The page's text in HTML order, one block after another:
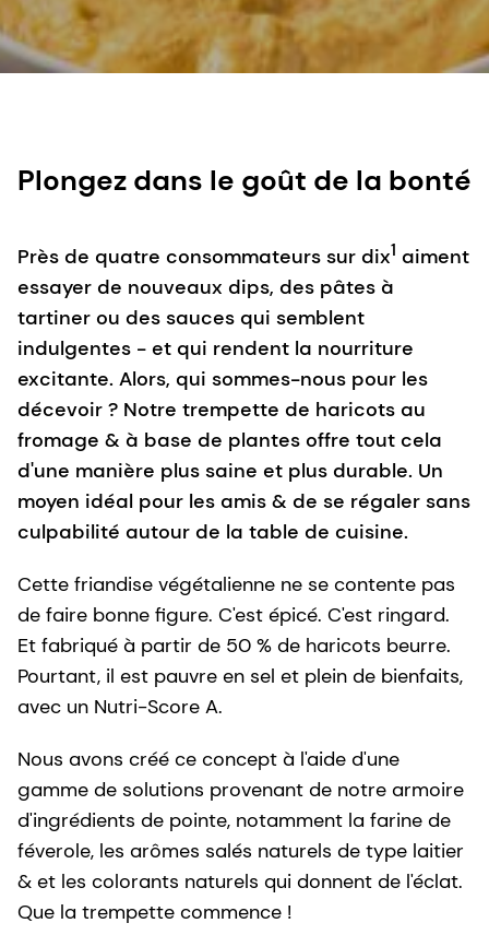
Plongez dans le goût de la bonté
Près de quatre consommateurs sur dix1 aiment
essayer de nouveaux dips, des pâtes à
tartiner ou des sauces qui semblent
indulgentes - et qui rendent la nourriture
excitante. Alors, qui sommes-nous pour les
décevoir ? Notre trempette de haricots au
fromage & à base de plantes offre tout cela
d'une manière plus saine et plus durable. Un
moyen idéal pour les amis & de se régaler sans
culpabilité autour de la table de cuisine.
Cette friandise végétalienne ne se contente pas
de faire bonne figure. C'est épicé. C'est ringard.
Et fabriqué à partir de 50 % de haricots beurre.
Pourtant, il est pauvre en sel et plein de bienfaits,
avec un Nutri-Score A.
Nous avons créé ce concept à l'aide d'une
gamme de solutions provenant de notre armoire
d'ingrédients de pointe, notamment la farine de
féverole, les arômes salés naturels de type laitier
& et les colorants naturels qui donnent de l'éclat.
Que la trempette commence !